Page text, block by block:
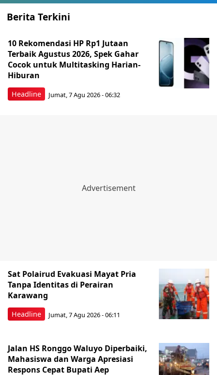
Berita Terkini
Headline
10 Rekomendasi HP Rp1 Jutaan
Terbaik Agustus 2026, Spek Gahar
Cocok untuk Multitasking Harian-
Hiburan
Jumat, 7 Agu 2026 - 06:32
Headline
Sat Polairud Evakuasi Mayat Pria
Tanpa Identitas di Perairan
Karawang
Jumat, 7 Agu 2026 - 06:11
Jalan HS Ronggo Waluyo Diperbaiki,
Mahasiswa dan Warga Apresiasi
Respons Cepat Bupati Aep